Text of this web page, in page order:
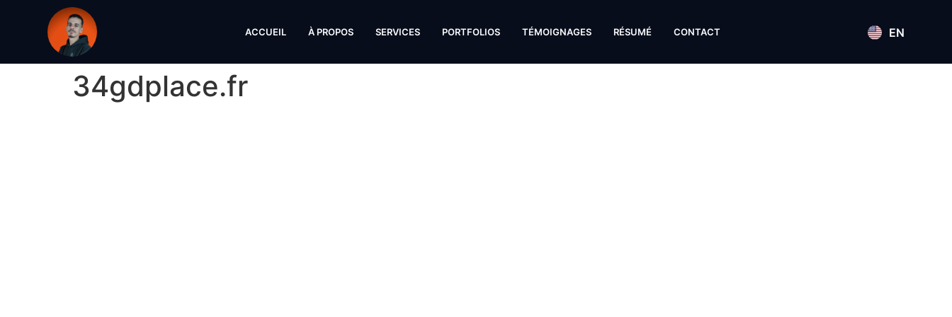
ACCUEIL À PROPOS SERVICES PORTFOLIOS TÉMOIGNAGES RÉSUMÉ CONTACT EN
34gdplace.fr